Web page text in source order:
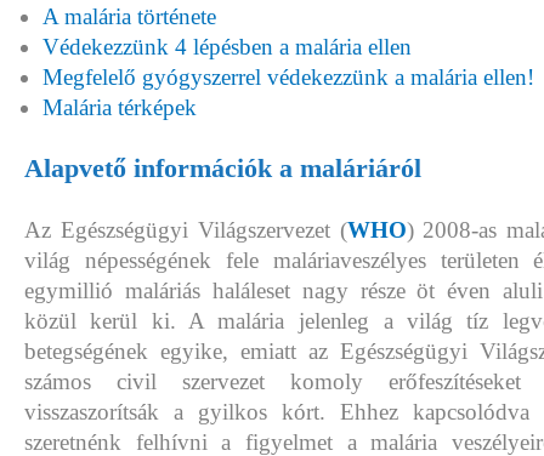
A malária története
Védekezzünk 4 lépésben a malária ellen
Megfelelő gyógyszerrel védekezzünk a malária ellen!
Malária térképek
Alapvető információk a maláriáról
Az Egészségügyi Világszervezet (WHO) 2008-as
világ népességének fele maláriaveszélyes
egymillió maláriás haláleset nagy része öt éven
közül kerül ki. A malária jelenleg a világ tíz
betegségének egyike, emiatt az Egészségügyi
számos civil szervezet komoly
visszaszorítsák a gyilkos kórt. Ehhez kapcsolódva
szeretnénk felhívni a figyelmet a malária